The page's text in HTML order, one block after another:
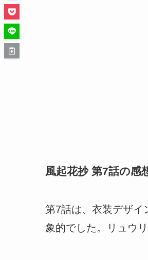
風起花抄 第7話の感
第7話は、衣装デザイ
象的でした。リュウ